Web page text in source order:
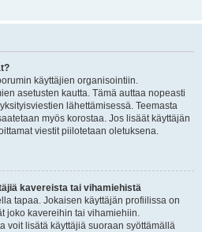
käyttäjien organisointiin.
asetusten kautta. Tämä auttaa nopeasti
lähettämisessä. Teemasta
myös korostaa. Jos lisäät käyttäjän
viestit piilotetaan oletuksena.
kavereista tai vihamiehistä
tapaa. Jokaisen käyttäjän profiilissa on
joko kavereihin tai vihamiehiin.
voit lisätä käyttäjiä suoraan syöttämällä